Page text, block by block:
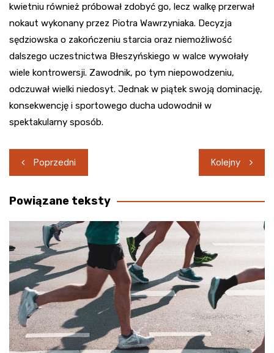
kwietniu również próbował zdobyć go, lecz walkę przerwał
nokaut wykonany przez Piotra Wawrzyniaka. Decyzja
sędziowska o zakończeniu starcia oraz niemożliwość
dalszego uczestnictwa Błeszyńskiego w walce wywołały
wiele kontrowersji. Zawodnik, po tym niepowodzeniu,
odczuwał wielki niedosyt. Jednak w piątek swoją dominację,
konsekwencję i sportowego ducha udowodnił w
spektakularny sposób.
Nawigacja
wpisu
Poprzedni Kolejny
Powiązane teksty